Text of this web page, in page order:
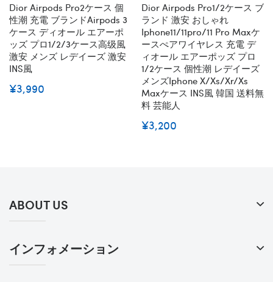
Dior Airpods Pro2ケース 個
性潮 充電 ブランドairpods 3
ケース ディオール エアーポ
ッズ プロ1/2/3ケース高级風
激安 メンズ レデイーズ 激安
INS風
¥3,990
Dior Airpods Pro1/2ケース ブ
ランド 激安 おしゃれ
Iphone11/11pro/11 Pro Maxケ
ースぺアワイヤレス 充電 デ
ィオール エアーポッズ プロ
1/2ケース 個性潮 レデイーズ
メンズiphone X/xs/xr/xs
Maxケース INS風 韓国 送料無
料 芸能人
¥3,200
ABOUT US
インフォメーション